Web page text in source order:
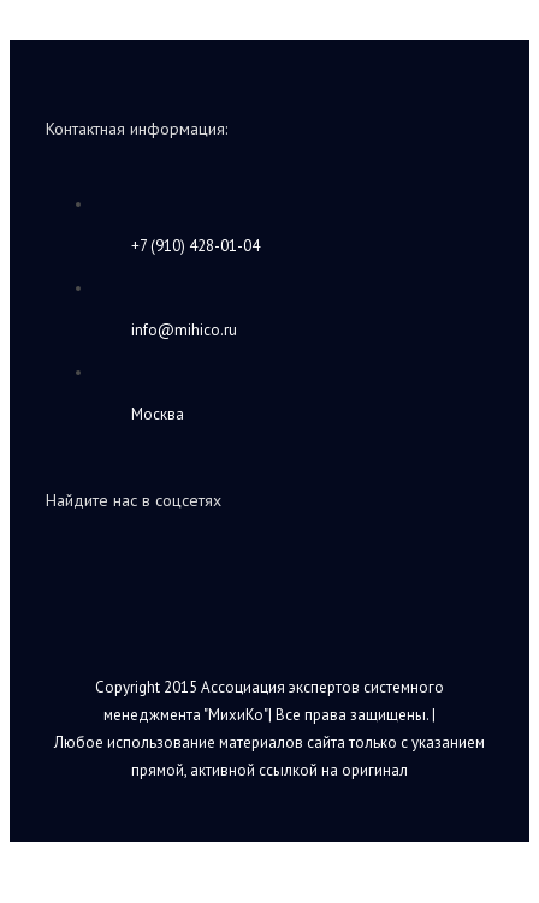
Контактная информация:
+7 (910) 428-01-04
info@mihico.ru
Москва
Найдите нас в соцсетях
Copyright 2015 Ассоциация экспертов системного
менеджмента "МихиКо"| Все права защищены. |
Любое использование материалов сайта только с указанием
прямой, активной ссылкой на оригинал